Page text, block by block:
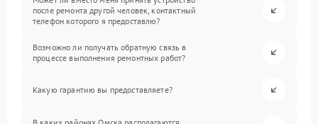
после ремонта другой человек, контактный
телефон которого я предоставлю?
Возможно ли получать обратную связь в
процессе выполнения ремонтных работ?
Какую гарантию вы предоставляете?
В каких районах Омска располагаются